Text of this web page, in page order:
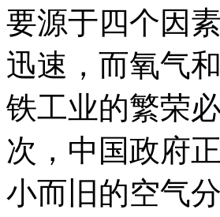
要源于四个因
迅速，而氧气
铁工业的繁荣
次，中国政府
小而旧的空气